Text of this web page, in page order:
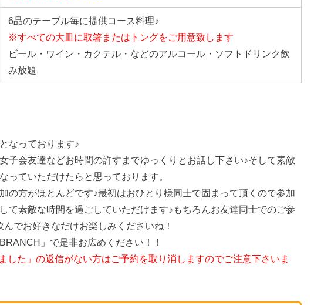
6品のテーブル毎に提供コース料理♪
※すべての大皿に取箸またはトングをご用意致します
ビール・ワイン・カクテル・などのアルコール・ソフトドリンク飲
み放題
なっております♪
子会友達などお時間の許すまでゆっくりとお話し下さい♪そして素敵
っていただけたらと思っております。
の方がほとんどです♪最初はおひとり様同士で固まって頂くので参加
て素敵な時間を過ごしていただけます♪もちろんお友達同士でのご参
でお好きなだけお楽しみくださいね！
」で是非お広めください！！
た」の返信がない方はご予約を取り消しますのでご注意下さいま